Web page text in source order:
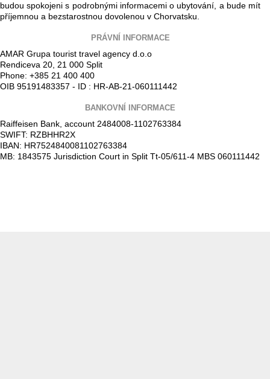
budou spokojeni s podrobnými informacemi o ubytování, a bude mít
příjemnou a bezstarostnou dovolenou v Chorvatsku.
PRÁVNÍ INFORMACE
AMAR Grupa tourist travel agency d.o.o
Rendiceva 20, 21 000 Split
Phone: +385 21 400 400
OIB 95191483357 - ID : HR-AB-21-060111442
BANKOVNÍ INFORMACE
Raiffeisen Bank, account 2484008-1102763384
SWIFT: RZBHHR2X
IBAN: HR7524840081102763384
MB: 1843575 Jurisdiction Court in Split Tt-05/611-4 MBS 060111442